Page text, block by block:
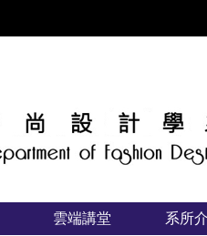
雲端講堂 系所